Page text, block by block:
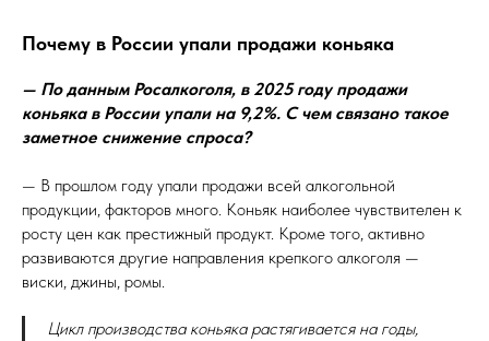
Почему в России упали продажи коньяка
— По данным Росалкоголя, в 2025 году продажи
коньяка в России упали на 9,2%. С чем связано такое
заметное снижение спроса?
— В прошлом году упали продажи всей алкогольной
продукции, факторов много. Коньяк наиболее чувствителен к
росту цен как престижный продукт. Кроме того, активно
развиваются другие направления крепкого алкоголя —
виски, джины, ромы.
Цикл производства коньяка растягивается на годы,